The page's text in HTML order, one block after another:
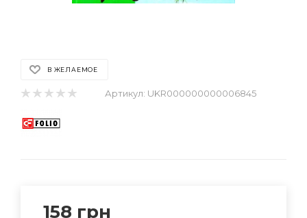
В ЖЕЛАЕМОЕ
Артикул: UKR000000000006845
158 грн